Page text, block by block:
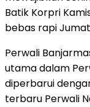
Batik Korpri
bebas rapi
Perwali
utama dalam
diperbarui
terbaru Perwali